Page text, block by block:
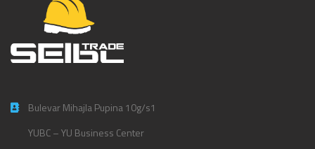
Bulevar Mihajla Pupina 10g/s1
YUBC – YU Business Center